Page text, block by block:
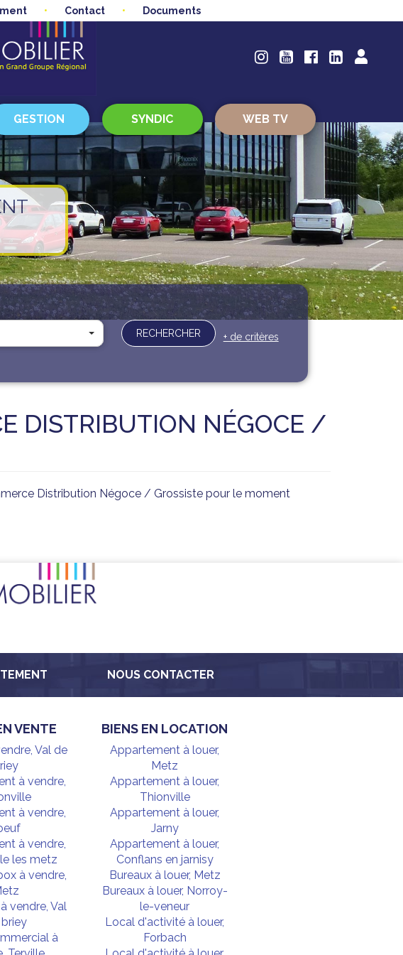
Contact Documents
GESTION SYNDIC WEB TV
RECHERCHER + de critères
DISTRIBUTION NÉGOCE /
Distribution Négoce / Grossiste pour le moment
NOUS CONTACTER
VENTE
Val de
à vendre,
à vendre,
à vendre,
les metz
à vendre,
vendre, Val
à
BIENS EN LOCATION
Appartement à louer,
Metz
Appartement à louer,
Thionville
Appartement à louer,
Jarny
Appartement à louer,
Conflans en jarnisy
Bureaux à louer, Metz
Bureaux à louer, Norroy-
le-veneur
Local d'activité à louer,
Forbach